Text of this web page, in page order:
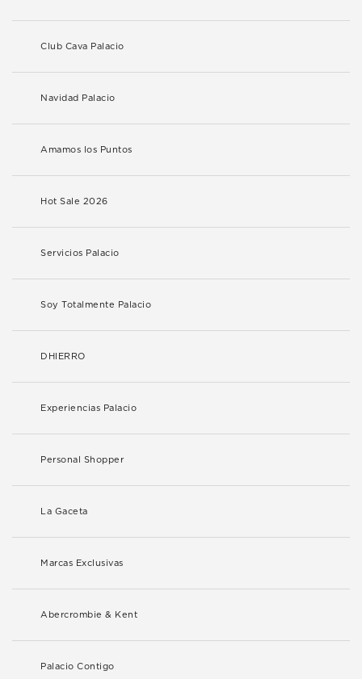
Club Cava Palacio
Navidad Palacio
Amamos los Puntos
Hot Sale 2026
Servicios Palacio
Soy Totalmente Palacio
DHIERRO
Experiencias Palacio
Personal Shopper
La Gaceta
Marcas Exclusivas
Abercrombie & Kent
Palacio Contigo